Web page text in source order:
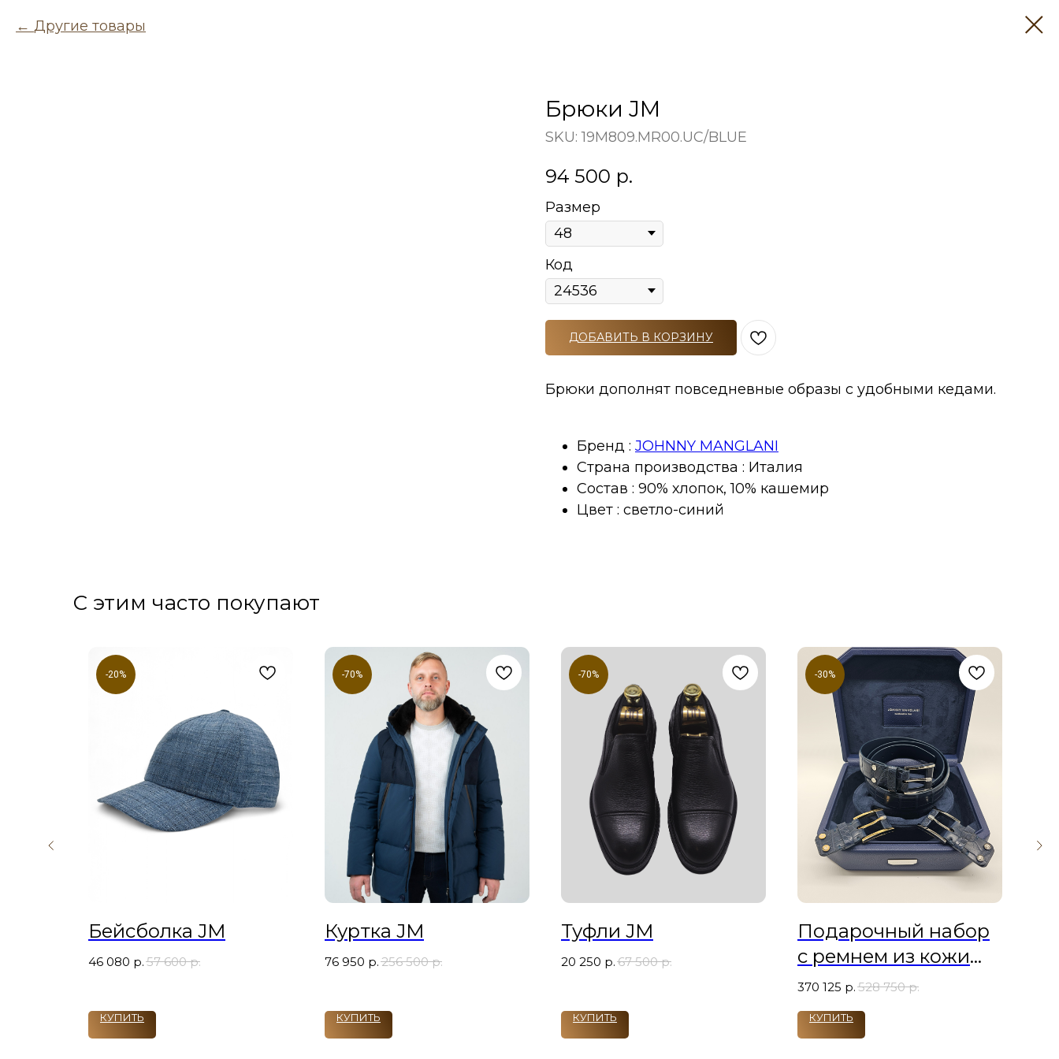
Другие товары
Брюки JM
SKU:19M809.MR00.UC/BLUE
94 500 р.
Размер
Код
ДОБАВИТЬ В КОРЗИНУ
Брюки дополнят повседневные образы с удобными кедами.
Бренд : JOHNNY MANGLANI
Страна производства : Италия
Состав : 90% хлопок, 10% кашемир
Цвет : светло-синий
С этим часто покупают
-20%
Бейсболка JM
46 080 р. 57 600 р.
КУПИТЬ
-70%
Куртка JM
76 950 р. 256 500 р.
КУПИТЬ
-70%
Туфли JM
20 250 р. 67 500 р.
КУПИТЬ
-30%
Подарочный набор
с ремнем из кожи
крокодила и
пряжками JM
370 125 р. 528 750 р.
КУПИТЬ